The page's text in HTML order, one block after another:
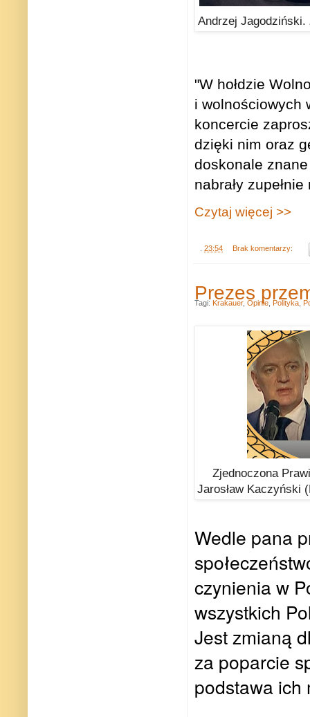
Andrzej Jagodziński.
"W hołdzie
i wolnościowych
koncercie
dzięki nim oraz
doskonale
nabrały
Czytaj więcej >>
23:54 Brak komentarzy:
Prezes
Zjednoczona
Jarosław Kaczyński
Wedle pana
czynienia w
wszystkich
Jest zmianą
za poparcie
podstawa ich
Tagi: Krakauer, Opinie Polityka